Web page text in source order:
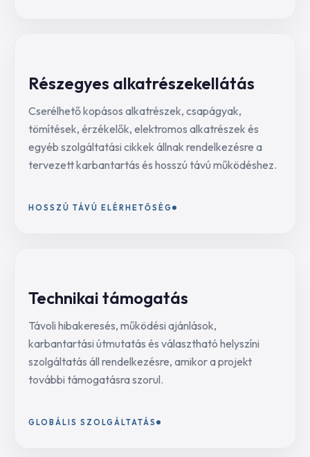
Részegyes alkatrészekellátás
Cserélhető kopásos alkatrészek, csapágyak,
tömítések, érzékelők, elektromos alkatrészek és
egyéb szolgáltatási cikkek állnak rendelkezésre a
tervezett karbantartás és hosszú távú működéshez.
HOSSZÚ TÁVÚ ELÉRHETŐSÉG
Technikai támogatás
Távoli hibakeresés, működési ajánlások,
karbantartási útmutatás és választható helyszíni
szolgáltatás áll rendelkezésre, amikor a projekt
további támogatásra szorul.
GLOBÁLIS SZOLGÁLTATÁS